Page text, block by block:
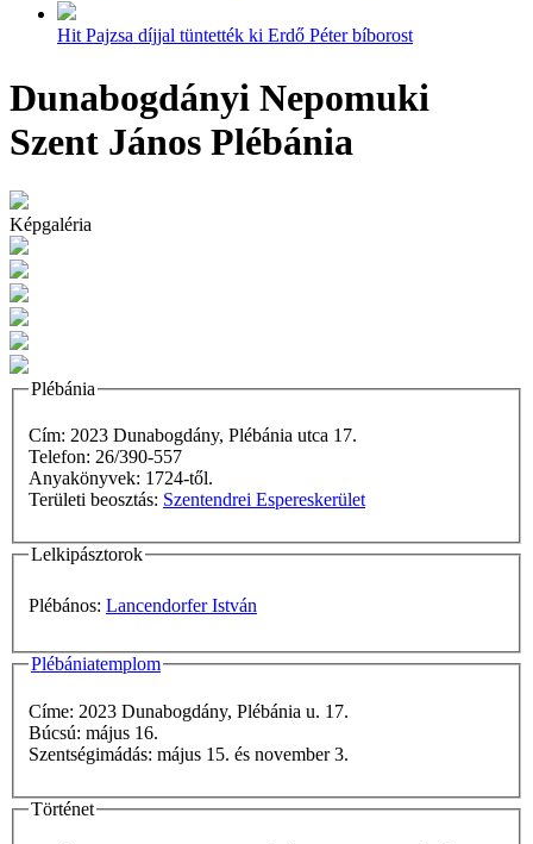
Hit Pajzsa díjjal tüntették ki Erdő Péter bíborost
Dunabogdányi Nepomuki
Szent János Plébánia
Képgaléria
Plébánia
Cím: 2023 Dunabogdány, Plébánia utca 17.
Telefon: 26/390-557
Anyakönyvek: 1724-től.
Területi beosztás: Szentendrei Espereskerület
Lelkipásztorok
Plébános: Lancendorfer István
Plébániatemplom
Címe: 2023 Dunabogdány, Plébánia u. 17.
Búcsú: május 16.
Szentségimádás: május 15. és november 3.
Történet